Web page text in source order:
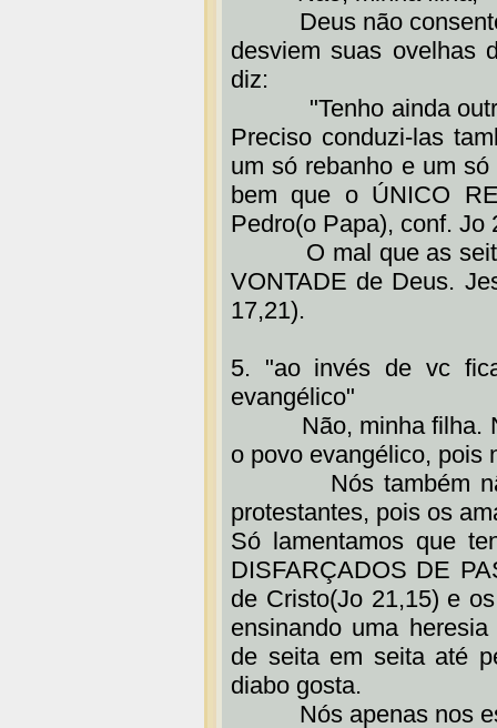
Deus não consente
desviem suas ovelhas
diz:
"Tenho ainda outras
Preciso conduzi-las
um só rebanho e um
bem que o ÚNICO
Pedro(o Papa), conf. Jo
O mal que as seitas
VONTADE de Deus.
17,21).
5. "ao invés de vc
evangélico"
Não, minha filha.
o povo evangélico, pois
Nós também não
protestantes, pois os
Só lamentamos que
DISFARÇADOS DE
de Cristo(Jo 21,15) e
ensinando uma
de seita em seita até
diabo gosta.
Nós apenas nos